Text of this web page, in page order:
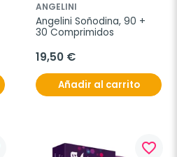
ANGELINI
Angelini Soñodina, 90 +
30 Comprimidos
19,50 €
Añadir al carrito
favorite_border